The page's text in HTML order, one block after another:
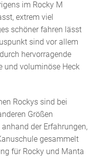
im Rocky M
extrem viel
schöner fahren lässt
sind vor allem
hervorragende
und voluminöse Heck
Rockys sind bei
Größen
der Erfahrungen,
gesammelt
für Rocky und Manta